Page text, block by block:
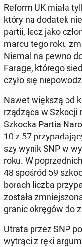
Reform UK miała
który na dodatek
partii, lecz jako
marcu tego roku
Niemal na pewno
Farage, którego
czy­ło się
Nawet większą od
rzą­dzą­ca w Szkocji
Szkocka Partia
10 z 57
szy wynik SNP w
roku. W
48 spośród 59
bo­rach liczba
została
granic okręgów do
Utrata przez SNP
wytrąci z ręki